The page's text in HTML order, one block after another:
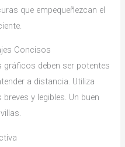
que empequeñezcan el
Concisos
gráficos deben ser potentes
a distancia. Utiliza
y legibles. Un buen